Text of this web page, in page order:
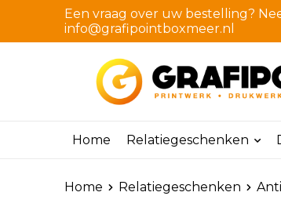
Een vraag over uw bestelling?
info@grafipointboxmeer.nl
Home Relatiegeschenken
Home Relatiegeschenken